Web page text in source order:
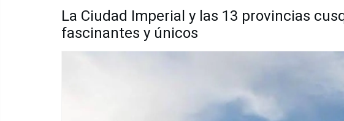
La Ciudad Imperial y las 13 provincias
fascinantes y únicos